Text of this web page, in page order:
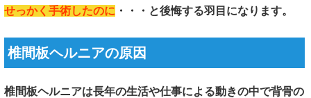
せっかく手術したのに ・・・と後悔する羽目になります。
椎間板ヘルニアの原因
椎間板ヘルニアは長年の生活や仕事による動きの中で背骨の